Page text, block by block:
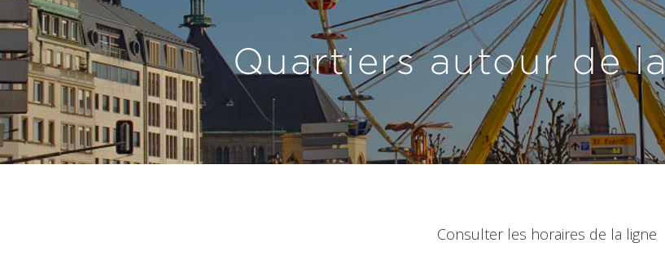
Quartiers autour de
Consulter les horaires de la ligne